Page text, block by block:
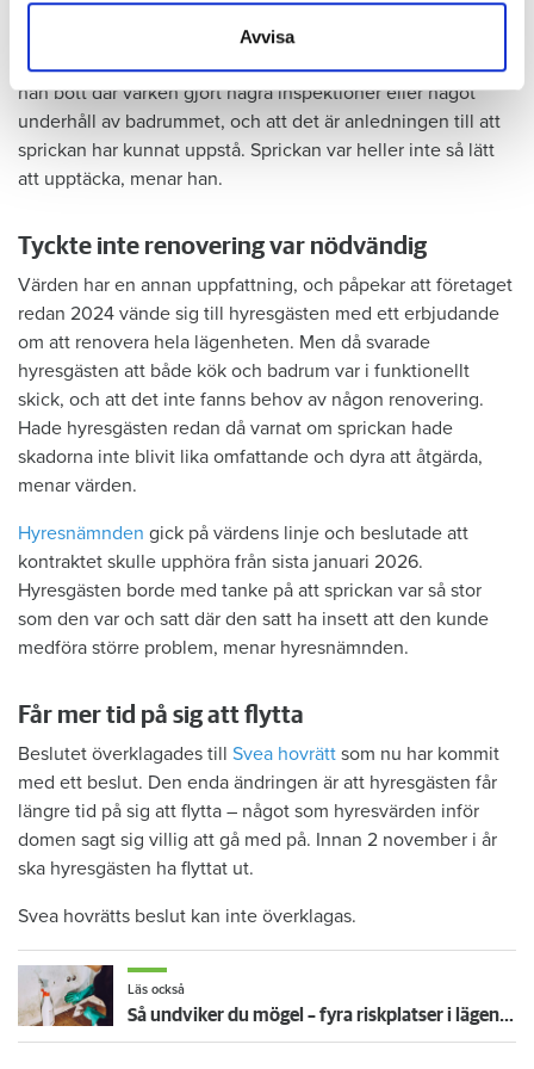
samlat in när du har använt deras tjänster.
Avvisa
Hyresgästen borde ha upptäckt och larmat om glipan i duschväggen, menar
Hyresgästen själv menar att hyresvärden under hela den tid
han bott där varken gjort några inspektioner eller något
underhåll av badrummet, och att det är anledningen till att
sprickan har kunnat uppstå. Sprickan var heller inte så lätt
att upptäcka, menar han.
Tyckte inte renovering var nödvändig
Värden har en annan uppfattning, och påpekar att företaget
redan 2024 vände sig till hyresgästen med ett erbjudande
om att renovera hela lägenheten. Men då svarade
hyresgästen att både kök och badrum var i funktionellt
skick, och att det inte fanns behov av någon renovering.
Hade hyresgästen redan då varnat om sprickan hade
skadorna inte blivit lika omfattande och dyra att åtgärda,
menar värden.
Hyresnämnden gick på värdens linje och beslutade att
kontraktet skulle upphöra från sista januari 2026.
Hyresgästen borde med tanke på att sprickan var så stor
som den var och satt där den satt ha insett att den kunde
medföra större problem, menar hyresnämnden.
Får mer tid på sig att flytta
Beslutet överklagades till Svea hovrätt som nu har kommit
med ett beslut. Den enda ändringen är att hyresgästen får
längre tid på sig att flytta – något som hyresvärden inför
domen sagt sig villig att gå med på. Innan 2 november i år
ska hyresgästen ha flyttat ut.
Svea hovrätts beslut kan inte överklagas.
Läs också
Så undviker du mögel – fyra riskplatser i lägenheten: ”Måste städa bort”